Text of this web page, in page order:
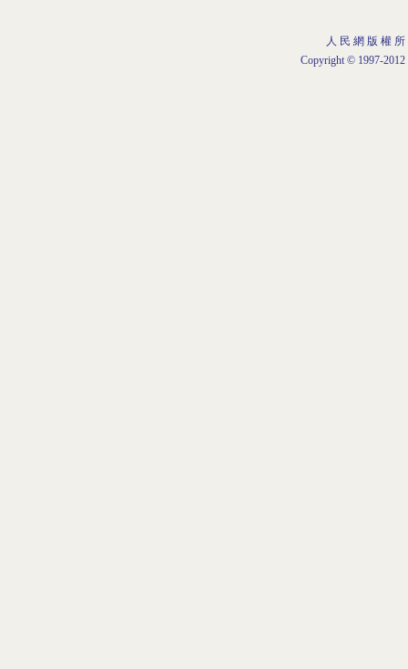
人 民 網 版 權
Copyright © 1997-2012